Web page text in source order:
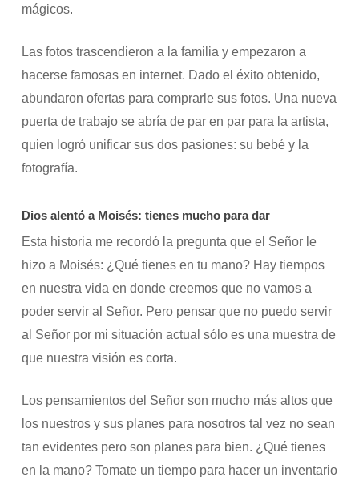
mágicos.
Las fotos trascendieron a la familia y empezaron a
hacerse famosas en internet. Dado el éxito obtenido,
abundaron ofertas para comprarle sus fotos. Una nueva
puerta de trabajo se abría de par en par para la artista,
quien logró unificar sus dos pasiones: su bebé y la
fotografía.
Dios alentó a Moisés: tienes mucho para dar
Esta historia me recordó la pregunta que el Señor le
hizo a Moisés: ¿Qué tienes en tu mano? Hay tiempos
en nuestra vida en donde creemos que no vamos a
poder servir al Señor. Pero pensar que no puedo servir
al Señor por mi situación actual sólo es una muestra de
que nuestra visión es corta.
Los pensamientos del Señor son mucho más altos que
los nuestros y sus planes para nosotros tal vez no sean
tan evidentes pero son planes para bien. ¿Qué tienes
en la mano? Tomate un tiempo para hacer un inventario